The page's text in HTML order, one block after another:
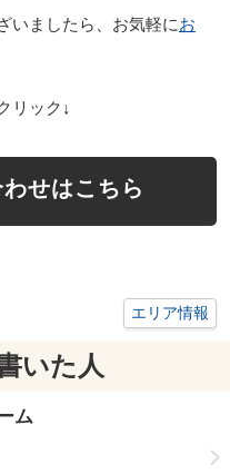
いましたら、お気軽にお
リック↓
せはこちら
エリア情報
いた人
ム